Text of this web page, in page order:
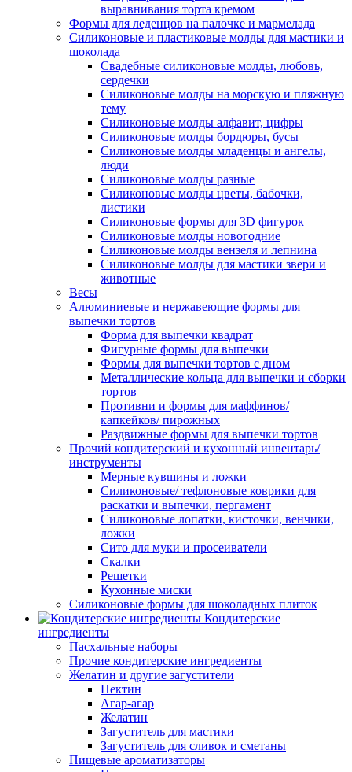
выравнивания торта кремом
Формы для леденцов на палочке и мармелада
Силиконовые и пластиковые молды для мастики и
шоколада
Свадебные силиконовые молды, любовь,
сердечки
Силиконовые молды на морскую и пляжную
тему
Силиконовые молды алфавит, цифры
Силиконовые молды бордюры, бусы
Силиконовые молды младенцы и ангелы,
люди
Силиконовые молды разные
Силиконовые молды цветы, бабочки,
листики
Силиконовые формы для 3D фигурок
Силиконовые молды новогодние
Силиконовые молды вензеля и лепнина
Силиконовые молды для мастики звери и
животные
Весы
Алюминиевые и нержавеющие формы для
выпечки тортов
Форма для выпечки квадрат
Фигурные формы для выпечки
Формы для выпечки тортов с дном
Металлические кольца для выпечки и сборки
тортов
Противни и формы для маффинов/
капкейков/ пирожных
Раздвижные формы для выпечки тортов
Прочий кондитерский и кухонный инвентарь/
инструменты
Мерные кувшины и ложки
Силиконовые/ тефлоновые коврики для
раскатки и выпечки, пергамент
Силиконовые лопатки, кисточки, венчики,
ложки
Сито для муки и просеиватели
Скалки
Решетки
Кухонные миски
Силиконовые формы для шоколадных плиток
Кондитерские
ингредиенты
Пасхальные наборы
Прочие кондитерские ингредиенты
Желатин и другие загустители
Пектин
Агар-агар
Желатин
Загуститель для мастики
Загуститель для сливок и сметаны
Пищевые ароматизаторы